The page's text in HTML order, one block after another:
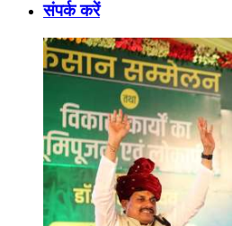
संपर्क करें